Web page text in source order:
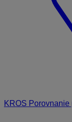
KROS Porovnanie